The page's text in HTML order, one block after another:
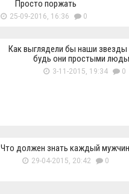
Просто поржать
25-09-2016, 16:36 0
Как выглядели бы наши звезды
будь они простыми
3-11-2015, 19:34 0
Что должен знать каждый
29-04-2015, 20:42 0